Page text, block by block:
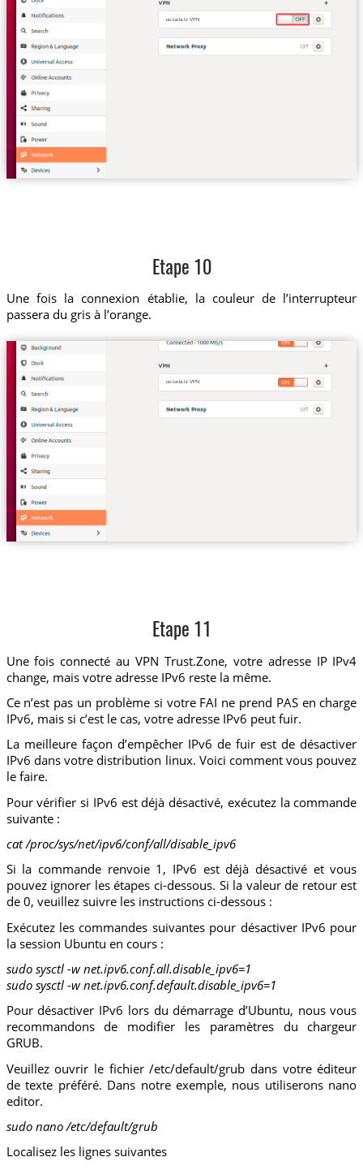
us-ca-la.tz VPN
Etape 10
Une fois la connexion établie, la couleur de l’interrupteur
passera du gris à l’orange.
us-ca-la.tz VPN
Etape 11
Une fois connecté au VPN Trust.Zone, votre adresse IP IPv4
change, mais votre adresse IPv6 reste la même.
Ce n’est pas un problème si votre FAI ne prend PAS en charge
IPv6, mais si c’est le cas, votre adresse IPv6 peut fuir.
La meilleure façon d’empêcher IPv6 de fuir est de désactiver
IPv6 dans votre distribution linux. Voici comment vous pouvez
le faire.
Pour vérifier si IPv6 est déjà désactivé, exécutez la commande
suivante :
cat /proc/sys/net/ipv6/conf/all/disable_ipv6
Si la commande renvoie 1, IPv6 est déjà désactivé et vous
pouvez ignorer les étapes ci-dessous. Si la valeur de retour est
de 0, veuillez suivre les instructions ci-dessous :
Exécutez les commandes suivantes pour désactiver IPv6 pour
la session Ubuntu en cours :
sudo sysctl -w net.ipv6.conf.all.disable_ipv6=1
sudo sysctl -w net.ipv6.conf.default.disable_ipv6=1
Pour désactiver IPv6 lors du démarrage d’Ubuntu, nous vous
recommandons de modifier les paramètres du chargeur
GRUB.
Veuillez ouvrir le fichier /etc/default/grub dans votre éditeur
de texte préféré. Dans notre exemple, nous utiliserons nano
editor.
sudo nano /etc/default/grub
Localisez les lignes suivantes